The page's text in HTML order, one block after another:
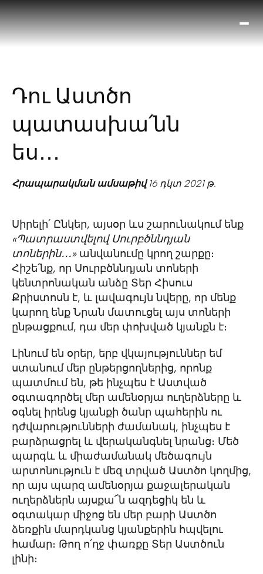
Դու Աստծո
պատասխա՛նն
ես․․․
Հրապարակման ամսաթիվ16 դկտ 2021 թ.
Սիրելի՛ Ընկեր, այսօր ևս շարունակում ենք
«Պատրաստվելով Սուրբծննդյան
տոներին․․․» անվանումը կրող շարքը։
Հիշե՛նք, որ Սուրբծննդյան տոների
կենտրոնական անձը Տեր Հիսուս
Քրիստոսն է, և լավագույն նվերը, որ մենք
կարող ենք Նրան մատուցել այս տոների
ընթացքում, դա մեր փոխված կյանքն է։
Լինում են օրեր, երբ վկայություններ եմ
ստանում մեր ընթերցողներից, որոնք
պատմում են, թե ինչպես է Աստված
օգտագործել մեր ամենօրյա ուղերձները և
օգնել իրենց կյանքի ծանր պահերին ու
դժվարությունների ժամանակ, ինչպես է
բարձրացրել և վերականգնել նրանց։ Մեծ
պարգև և միաժամանակ մեծագույն
արտոնություն է մեզ տրված Աստծո կողմից,
որ այս պարզ ամենօրյա քաջալերական
ուղերձներն այսքա՜ն ազդեցիկ են և
օգտակար միջոց են մեր բարի Աստծո
ձեռքին մարդկանց կյանքերին հպվելու
համար։ Թող ո՛ղջ փառքը Տեր Աստծուն
լինի։